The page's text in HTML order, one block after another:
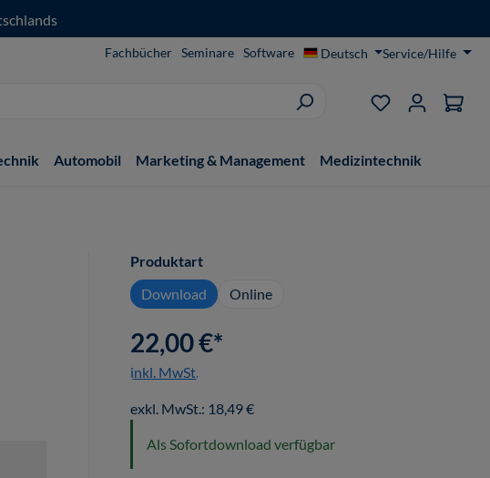
Fachbücher Seminare Software Deutsch Service/Hilfe
Du hast 0
Automobil Marketing & Management Medizintechnik
Produktartauswählen
Download
Online
22,00 €*
inkl. MwSt.
exkl. MwSt.: 18,49 €
Als Sofortdownload verfügbar